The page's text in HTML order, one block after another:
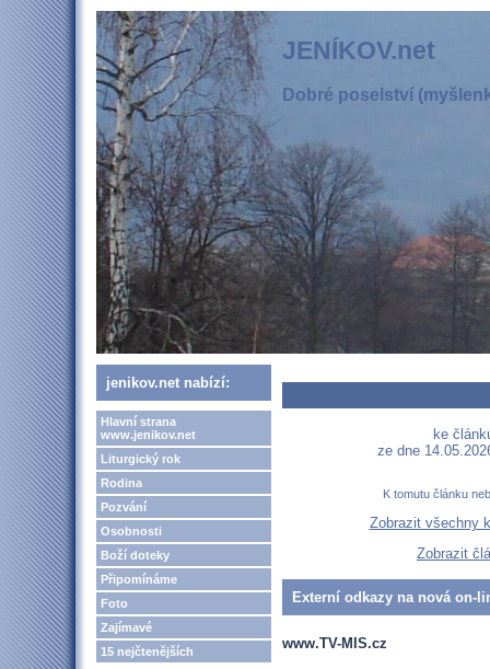
JENÍKOV.net
Dobré poselství
jenikov.net nabízí:
Hlavní strana
www.jenikov.net
Liturgický rok
Rodina
Pozvání
Osobnosti
Boží doteky
Připomínáme
Foto
Zajímavé
15 nejčtenějších
ke
ze dne
K tomutu článku
Zobrazit všechny
Zobrazit
Externí odkazy na nová on-
www.TV-MIS.cz